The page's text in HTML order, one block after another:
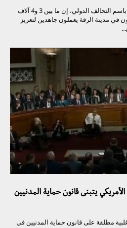
قال العقيد ريان ديلون، المتحدث باسم التحالف الدولي، إن ما بين 3 و4 آلاف
مدينة الرقة يعملون جاهدين لتعزيز
يتبنى قانون حماية المدنيين
مطلقة على قانون حماية المدنيين في